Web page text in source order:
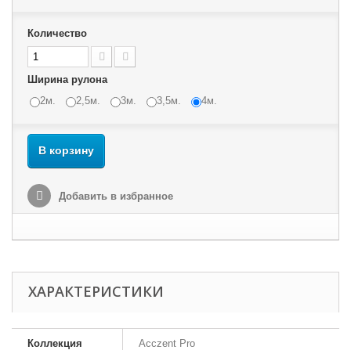
Количество
Ширина рулона
2м.
2,5м. 3м. 3,5м. 4м.
В корзину
Добавить в избранное
ХАРАКТЕРИСТИКИ
Коллекция Acczent Pro